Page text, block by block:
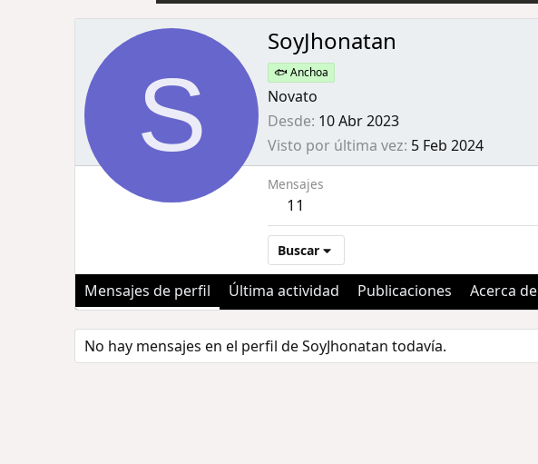
S
SoyJhonatan
🐟 Anchoa
Novato
Desde 10 Abr 2023
Visto por última vez 5 Feb 2024
Mensajes
11
Buscar
Mensajes de perfil Última actividad Publicaciones Acerca de
No hay mensajes en el perfil de SoyJhonatan todavía.